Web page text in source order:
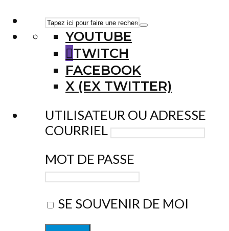
YOUTUBE
TWITCH
FACEBOOK
X (EX TWITTER)
UTILISATEUR OU ADRESSE
COURRIEL
MOT DE PASSE
SE SOUVENIR DE MOI